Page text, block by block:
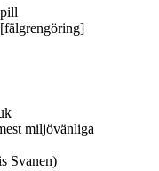
miljövänliga
Svanen)